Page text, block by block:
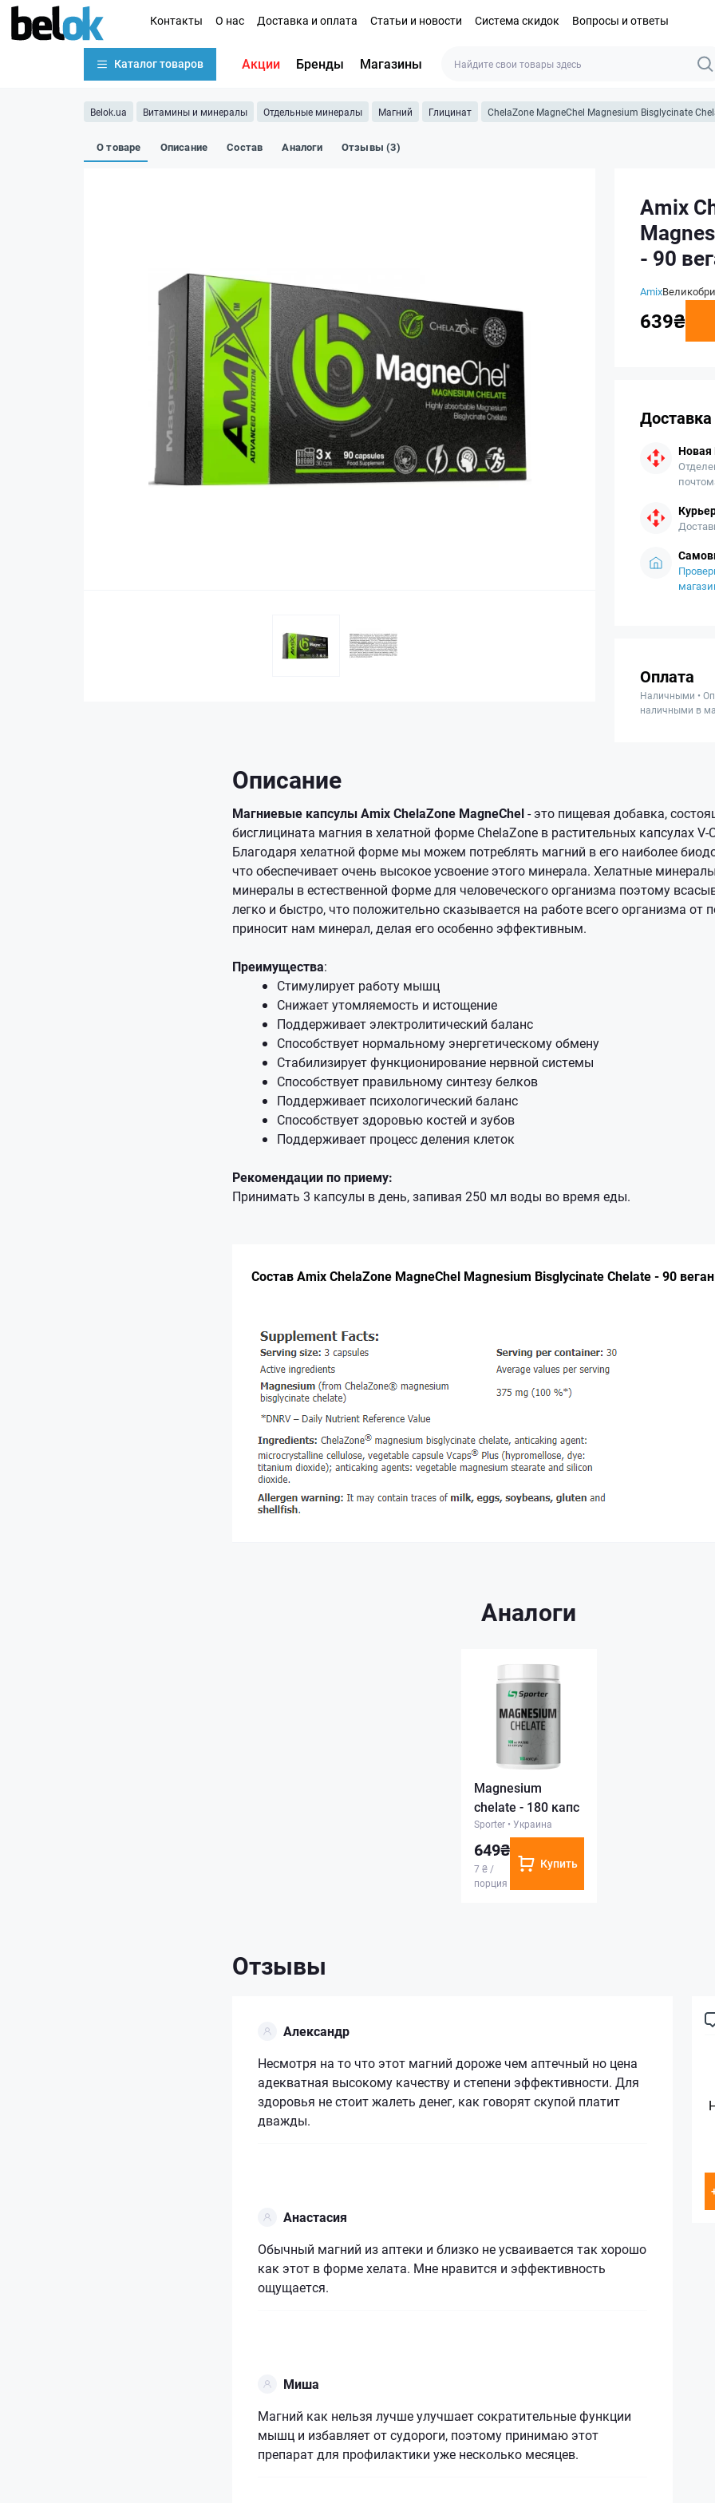
Контакты О нас Доставка и оплата Статьи и новости Система скидок Вопросы и ответы
Каталог товаров Акции Бренды Магазины
Belok.ua Витамины и минералы Отдельные минералы Магний Глицинат ChelaZone MagneChel Magnesium Bisglycinate
О товаре Описание Состав Аналоги Отзывы (3)
Amix
- 90
Amix
639₴
Доставка
Новая
Оплата
Наличными •
наличными в
Описание
Магниевые капсулы Amix ChelaZone MagneChel- это пищевая добавка,
бисглицината магния в хелатной форме ChelaZone в растительных капсулах V-
Благодаря хелатной форме мы можем потреблять магний в его наиболее
что обеспечивает очень высокое усвоение этого минерала. Хелатные
минералы в естественной форме для человеческого организма поэтому
легко и быстро, что положительно сказывается на работе всего организма от
приносит нам минерал, делая его особенно эффективным.
Преимущества:
Стимулирует работу мышц
Снижает утомляемость и истощение
Поддерживает электролитический баланс
Способствует нормальному энергетическому обмену
Стабилизирует функционирование нервной системы
Способствует правильному синтезу белков
Поддерживает психологический баланс
Способствует здоровью костей и зубов
Поддерживает процесс деления клеток
Рекомендации по приему:
Принимать 3 капсулы в день, запивая 250 мл воды во время еды.
Состав Amix ChelaZone MagneChel Magnesium Bisglycinate Chelate - 90
Аналоги
Magnesium
chelate - 180 капс
Sporter • Украина
649₴
7 ₴ /
порция
Купить
Отзывы
Александр
Несмотря на то что этот магний дороже чем аптечный но цена
адекватная высокому качеству и степени эффективности. Для
здоровья не стоит жалеть денег, как говорят скупой платит
дважды.
Анастасия
Обычный магний из аптеки и близко не усваивается так хорошо
как этот в форме хелата. Мне нравится и эффективность
ощущается.
Миша
Магний как нельзя лучше улучшает сократительные функции
мышц и избавляет от судороги, поэтому принимаю этот
препарат для профилактики уже несколько месяцев.